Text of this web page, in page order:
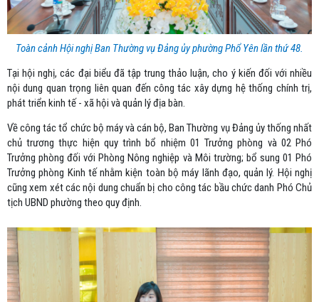
Toàn cảnh Hội nghị Ban Thường vụ Đảng ủy phường Phổ Yên lần thứ 48.
Tại hội nghị, các đại biểu đã tập trung thảo luận, cho ý kiến đối với nhiều
nội dung quan trọng liên quan đến công tác xây dựng hệ thống chính trị,
phát triển kinh tế - xã hội và quản lý địa bàn.
Về công tác tổ chức bộ máy và cán bộ, Ban Thường vụ Đảng ủy thống nhất
chủ trương thực hiện quy trình bổ nhiệm 01 Trưởng phòng và 02 Phó
Trưởng phòng đối với Phòng Nông nghiệp và Môi trường; bổ sung 01 Phó
Trưởng phòng Kinh tế nhằm kiện toàn bộ máy lãnh đạo, quản lý. Hội nghị
cũng xem xét các nội dung chuẩn bị cho công tác bầu chức danh Phó Chủ
tịch UBND phường theo quy định.